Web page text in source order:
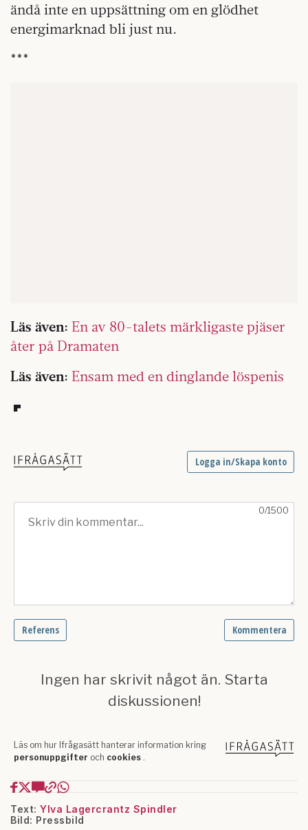
ändå inte en uppsättning om en glödhet
energimarknad bli just nu.
***
Läs även: En av 80-talets märkligaste pjäser
åter på Dramaten
Läs även: Ensam med en dinglande löspenis
Text: Ylva Lagercrantz Spindler
Bild: Pressbild